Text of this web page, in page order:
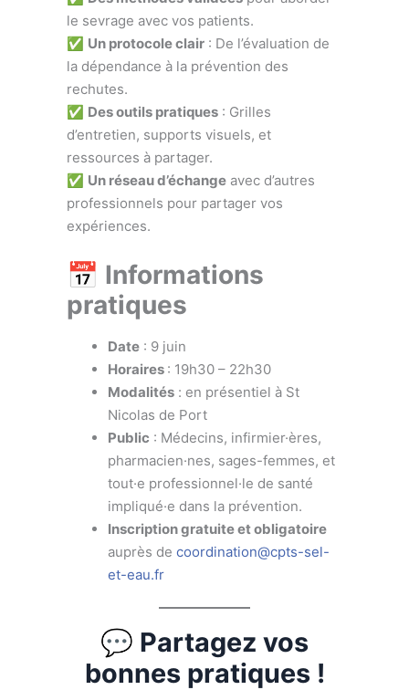
le sevrage avec vos patients.
✅ Un protocole clair: De l’évaluation de
la dépendance à la prévention des
rechutes.
✅ Des outils pratiques: Grilles
d’entretien, supports visuels, et
ressources à partager.
✅ Un réseau d’échangeavec d’autres
professionnels pour partager vos
expériences.
📅 Informations
pratiques
Date: 9 juin
Horaires : 19h30 – 22h30
Modalités: en présentiel à St
Nicolas de Port
Public : Médecins, infirmier·ères,
pharmacien·nes, sages-femmes, et
tout·e professionnel·le de santé
impliqué·e dans la prévention.
Inscription gratuite et obligatoire
auprès de coordination@cpts-sel-
et-eau.fr
💬 Partagez vos
bonnes pratiques !